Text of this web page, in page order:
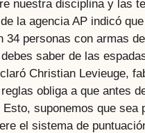
nuestra disciplina y las
la agencia AP indicó
34 personas con armas
saber de las
Christian Levieuge,
obliga a que antes
suponemos que sea
el sistema de